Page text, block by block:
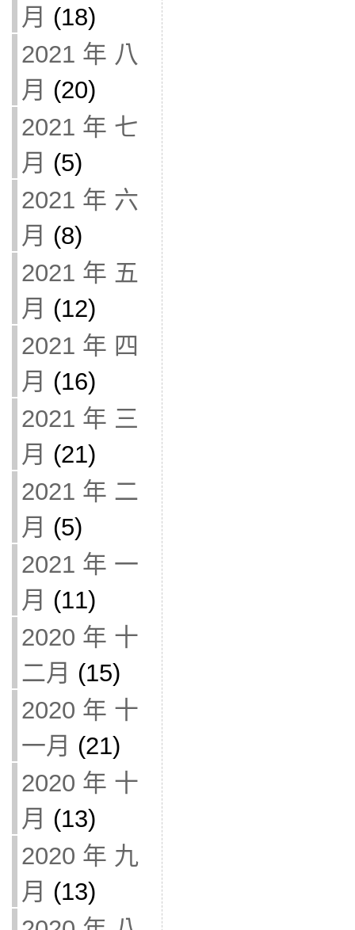
月 (18)
2021 年 八
月 (20)
2021 年 七
月 (5)
2021 年 六
月 (8)
2021 年 五
月 (12)
2021 年 四
月 (16)
2021 年 三
月 (21)
2021 年 二
月 (5)
2021 年 一
月 (11)
2020 年 十
二月 (15)
2020 年 十
一月 (21)
2020 年 十
月 (13)
2020 年 九
月 (13)